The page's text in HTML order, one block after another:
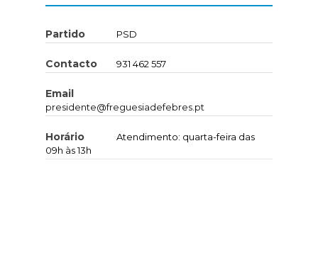
Partido PSD
Contacto 931 462 557
Email
presidente@freguesiadefebres.pt
Horário
Atendimento: quarta-feira das
09h às 13h